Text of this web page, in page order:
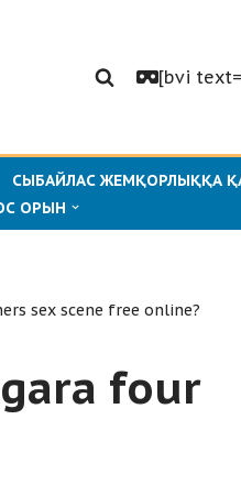
[bvi
СЫБАЙЛАС ЖЕМҚОРЛЫҚҚА
ОРЫН
sex scene free online?
four